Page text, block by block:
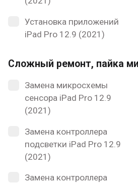
Установка приложений
iPad Pro 12.9 (2021)
Сложный ремонт, пайка
Замена микросхемы
сенсора iPad Pro 12.9
(2021)
Замена контроллера
подсветки iPad Pro 12.9
(2021)
Замена контроллера